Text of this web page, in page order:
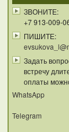
ЗВОНИТЕ:
+7 913-009-
ПИШИТЕ:
Задать
встречу
оплаты
WhatsApp
Telegram